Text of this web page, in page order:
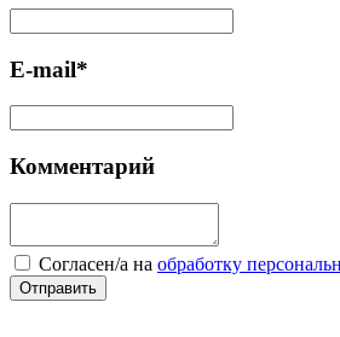
E-mail*
Комментарий
Cогласен/а на обработку
Отправить